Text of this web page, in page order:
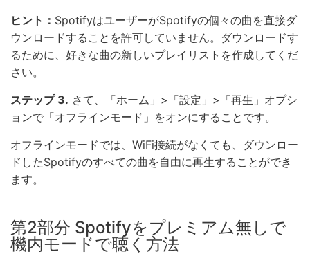
ヒント： SpotifyはユーザーがSpotifyの個々の曲を直接ダ
ウンロードすることを許可していません。ダウンロードす
るために、好きな曲の新しいプレイリストを作成してくだ
さい。
ステップ 3. さて、「ホーム」>「設定」>「再生」オプシ
ョンで「オフラインモード」をオンにすることです。
オフラインモードでは、WiFi接続がなくても、ダウンロー
ドしたSpotifyのすべての曲を自由に再生することができ
ます。
第2部分 Spotifyをプレミアム無しで
機内モードで聴く方法